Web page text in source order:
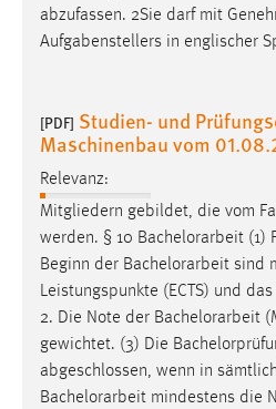
abzufassen. 2Sie darf mit
Aufgabenstellers in englischer
[PDF] Studien- und
Maschinenbau vom
Relevanz:
Mitgliedern gebildet, die vom
werden. § 10 Bachelorarbeit (1)
Beginn der Bachelorarbeit sind
Leistungspunkte (ECTS) und
2. Die Note der Bachelorarbeit
gewichtet. (3) Die
abgeschlossen, wenn in
Bachelorarbeit mindestens die
Google Ads
Anbieter:
Google Ireland Limited
Zweck:
Conversion-Tracking
Cookie Laufzeit:
Facebook Pixel
Name: